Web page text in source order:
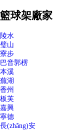
籃球架廠家
陵水
璧山
寮步
巴音郭楞
本溪
蕪湖
香州
板芙
嘉興
寧德
長(zhǎng)安